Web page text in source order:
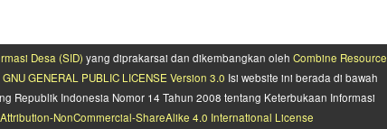
Desa (SID) yang diprakarsai dan dikembangkan oleh Combine Resource
GNU GENERAL PUBLIC LICENSE Version 3.0 Isi website ini berada di bawah
Republik Indonesia Nomor 14 Tahun 2008 tentang Keterbukaan Informasi
NonCommercial-ShareAlike 4.0 International License